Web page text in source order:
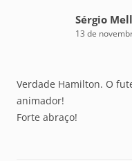
Sérgio
13 de
Verdade Hamilton. O
animador!
Forte abraço!